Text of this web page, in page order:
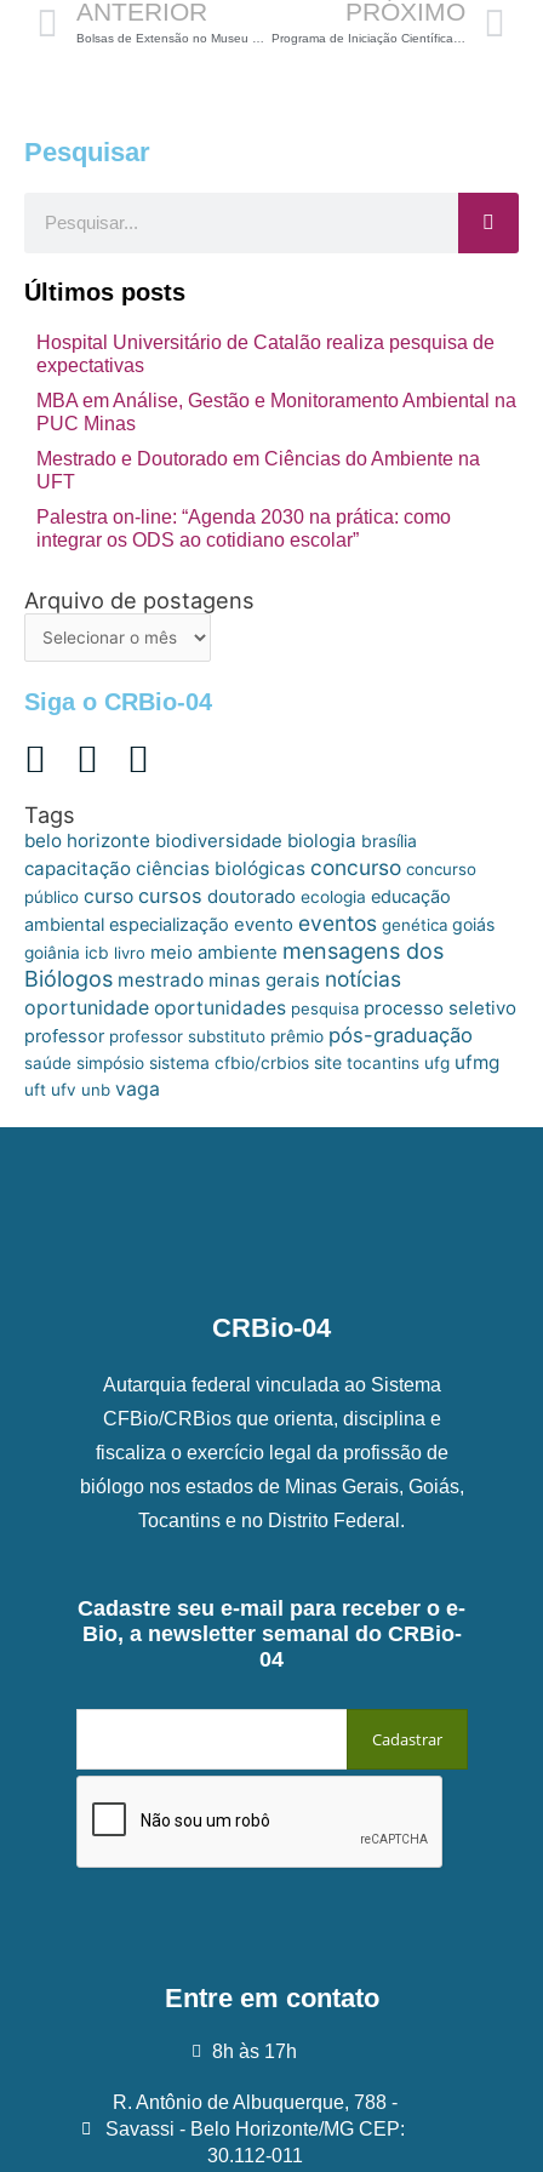
ANTERIOR PRÓXIMO
Pesquisar
Últimos posts
Hospital Universitário de Catalão realiza pesquisa de
expectativas
MBA em Análise, Gestão e Monitoramento Ambiental na
PUC Minas
Mestrado e Doutorado em Ciências do Ambiente na
UFT
Palestra on-line: “Agenda 2030 na prática: como
integrar os ODS ao cotidiano escolar”
Arquivo de postagens
Arquivo
Siga o CRBio-04
Tags
belo horizonte biodiversidade biologia brasília
capacitação ciências biológicas concurso concurso
público curso cursos doutorado ecologia educação
ambiental especialização evento eventos genética goiás
goiânia icb livro meio ambiente mensagens dos
Biólogos mestrado minas gerais notícias
oportunidade oportunidades pesquisa processo seletivo
professor professor substituto prêmio pós-graduação
saúde simpósio sistema cfbio/crbios site tocantins ufg ufmg
uft ufv unb vaga
CRBio-04
Autarquia federal vinculada ao Sistema
CFBio/CRBios que orienta, disciplina e
fiscaliza o exercício legal da profissão de
biólogo nos estados de Minas Gerais, Goiás,
Tocantins e no Distrito Federal.
Cadastre seu e-mail para receber o e-
Bio, a newsletter semanal do CRBio-
04
Entre em contato
8h às 17h
R. Antônio de Albuquerque, 788 -
Savassi - Belo Horizonte/MG CEP:
30.112-011